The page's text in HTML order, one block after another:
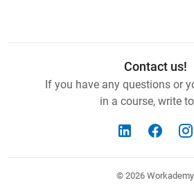
Contact us!
If you have any questions or
in a course, write
© 2026 Workademy